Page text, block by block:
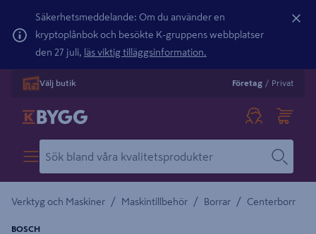
Säkerhetsmeddelande: Om du använder en
kryptoplånbok och besökte K-gruppens webbplatser
den 27 juli, läs viktig tilläggsinformation.
Välj butik Företag / Privat
Verktyg och Maskiner / Maskintillbehör / Borrar / Centerborr
BOSCH